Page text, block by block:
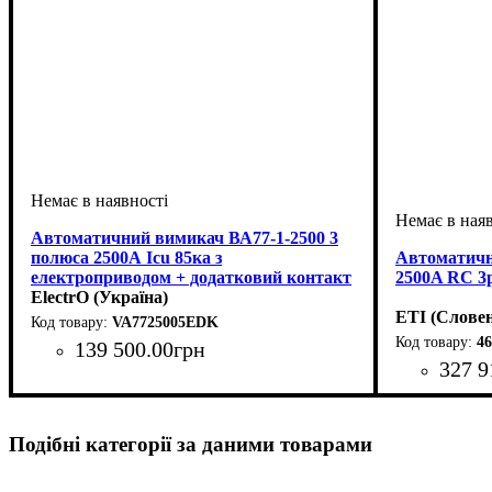
Автоматичний вимикач ВА77-1-2500 3
полюса 2500А Icu 85ка з
електроприводом + додатковий контакт
ElectrO (Україна)
VA7725005EDK
139 500.00грн
(ТМ)
2500A RC
ETI
327
Обладнання
Кількість
Вимикаюча
Розчіплювач
Серія: ЕВ
Подібні категорії за даними товарами